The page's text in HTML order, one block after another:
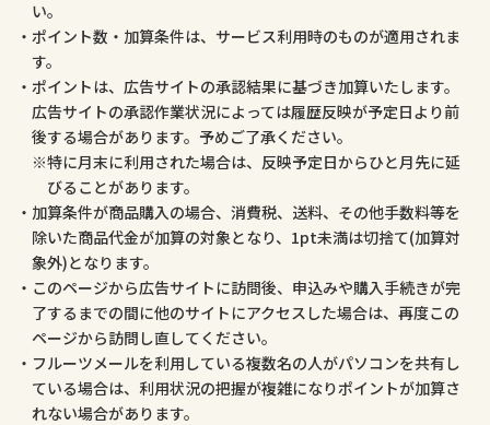
い。
ポイント数・加算条件は、サービス利用時のものが適用されま
す。
ポイントは、広告サイトの承認結果に基づき加算いたします。
広告サイトの承認作業状況によっては履歴反映が予定日より前
後する場合があります。予めご了承ください。
特に月末に利用された場合は、反映予定日からひと月先に延
びることがあります。
加算条件が商品購入の場合、消費税、送料、その他手数料等を
除いた商品代金が加算の対象となり、1pt未満は切捨て(加算対
象外)となります。
このページから広告サイトに訪問後、申込みや購入手続きが完
了するまでの間に他のサイトにアクセスした場合は、再度この
ページから訪問し直してください。
フルーツメールを利用している複数名の人がパソコンを共有し
ている場合は、利用状況の把握が複雑になりポイントが加算さ
れない場合があります。